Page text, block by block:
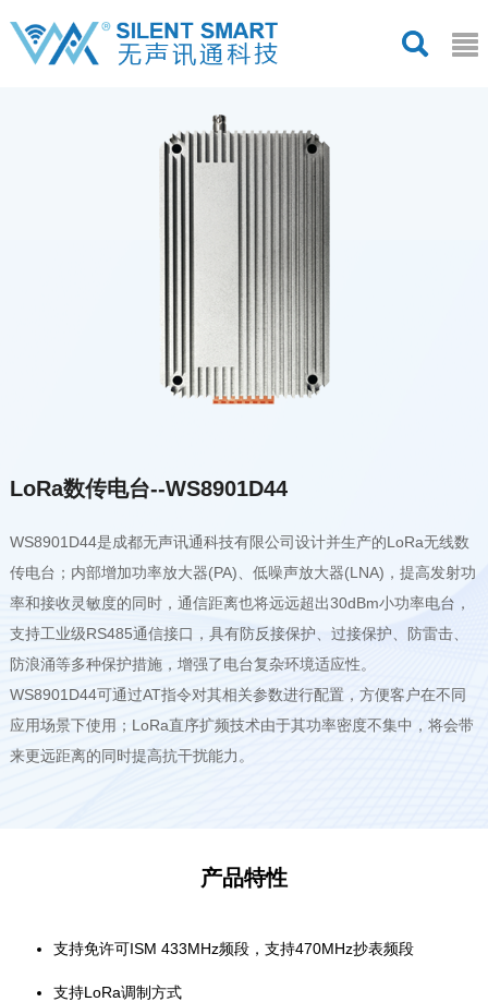
LoRa数传电台--WS8901D44
WS8901D44是成都无声讯通科技有限公司设计并生产的LoRa无线数
传电台；内部增加功率放大器(PA)、低噪声放大器(LNA)，提高发射功
率和接收灵敏度的同时，通信距离也将远远超出30dBm小功率电台，
支持工业级RS485通信接口，具有防反接保护、过接保护、防雷击、
防浪涌等多种保护措施，增强了电台复杂环境适应性。
WS8901D44可通过AT指令对其相关参数进行配置，方便客户在不同
应用场景下使用；LoRa直序扩频技术由于其功率密度不集中，将会带
来更远距离的同时提高抗干扰能力。
产品特性
支持免许可ISM 433MHz频段，支持470MHz抄表频段
支持LoRa调制方式